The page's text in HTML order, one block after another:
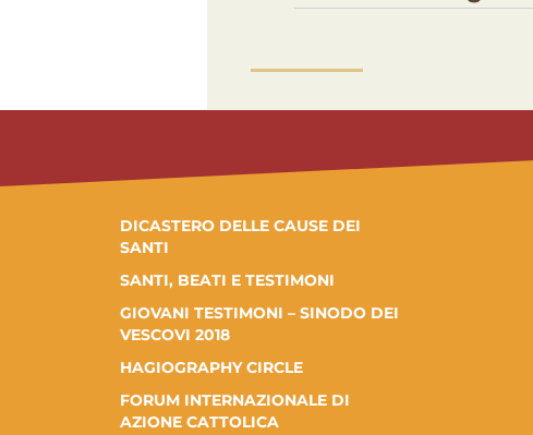
DICASTERO DELLE CAUSE DEI
SANTI
SANTI, BEATI E TESTIMONI
GIOVANI TESTIMONI – SINODO DEI
VESCOVI 2018
HAGIOGRAPHY CIRCLE
FORUM INTERNAZIONALE DI
AZIONE CATTOLICA